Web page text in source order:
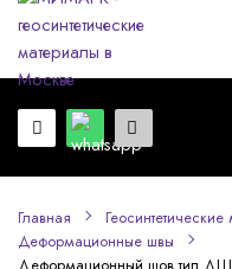
Главная
Деформационные швы